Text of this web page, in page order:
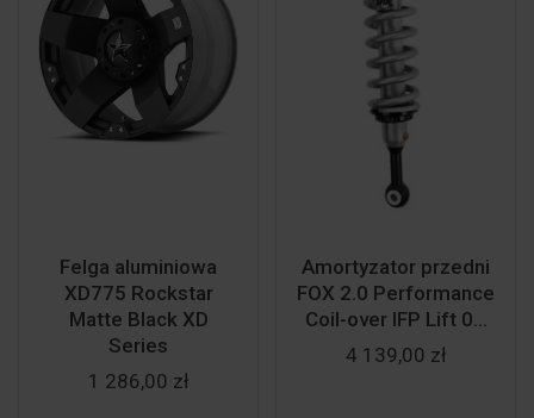
Felga aluminiowa
XD775 Rockstar
Matte Black XD
Series
1 286,00 zł
Amortyzator przedni
FOX 2.0 Performance
Coil-over IFP Lift 0...
4 139,00 zł